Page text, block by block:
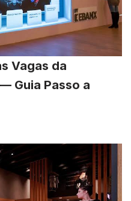
Vagas da
Guia Passo a